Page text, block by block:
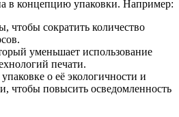
в концепцию упаковки. Например:
чтобы сократить количество
уменьшает использование
печати.
о её экологичности и
чтобы повысить осведомленность